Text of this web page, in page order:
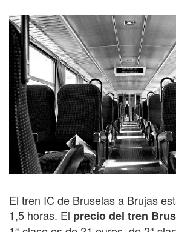
El tren IC de Bruselas a Brujas
1,5 horas. El precio del tren